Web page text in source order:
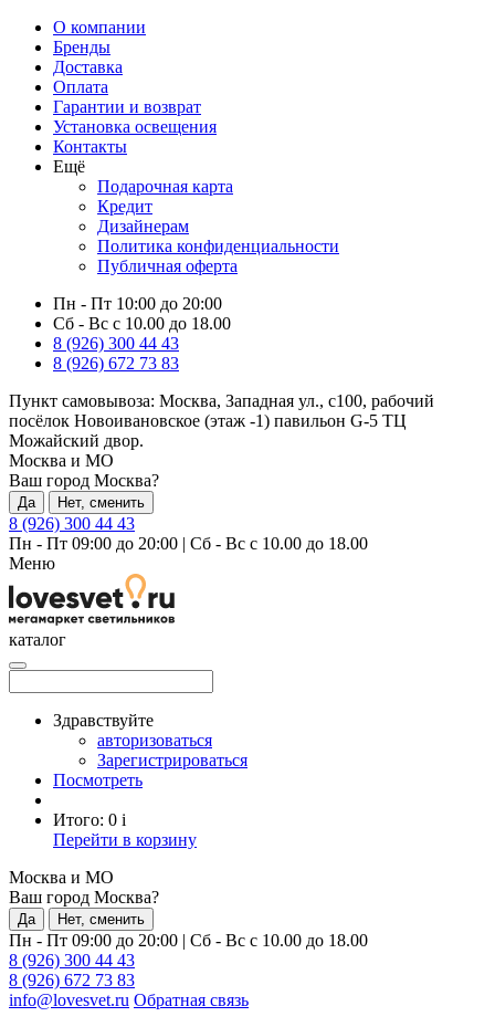
О компании
Бренды
Доставка
Оплата
Гарантии и возврат
Установка освещения
Контакты
Ещё
Подарочная карта
Кредит
Дизайнерам
Политика конфиденциальности
Публичная оферта
Пн - Пт 10:00 до 20:00
Сб - Вс с 10.00 до 18.00
8 (926) 300 44 43
8 (926) 672 73 83
Пункт самовывоза: Москва, Западная ул., с100, рабочий
посёлок Новоивановское (этаж -1) павильон G-5 ТЦ
Можайский двор.
Москва и МО
Ваш город Москва?
Да Нет, сменить
8 (926) 300 44 43
Пн - Пт 09:00 до 20:00 | Сб - Вс с 10.00 до 18.00
Меню
каталог
Здравствуйте
авторизоваться
Зарегистрироваться
Посмотреть
Итого: 0 i
Перейти в корзину
Москва и МО
Ваш город Москва?
Да Нет, сменить
Пн - Пт 09:00 до 20:00 | Сб - Вс с 10.00 до 18.00
8 (926) 300 44 43
8 (926) 672 73 83
info@lovesvet.ru Обратная связь